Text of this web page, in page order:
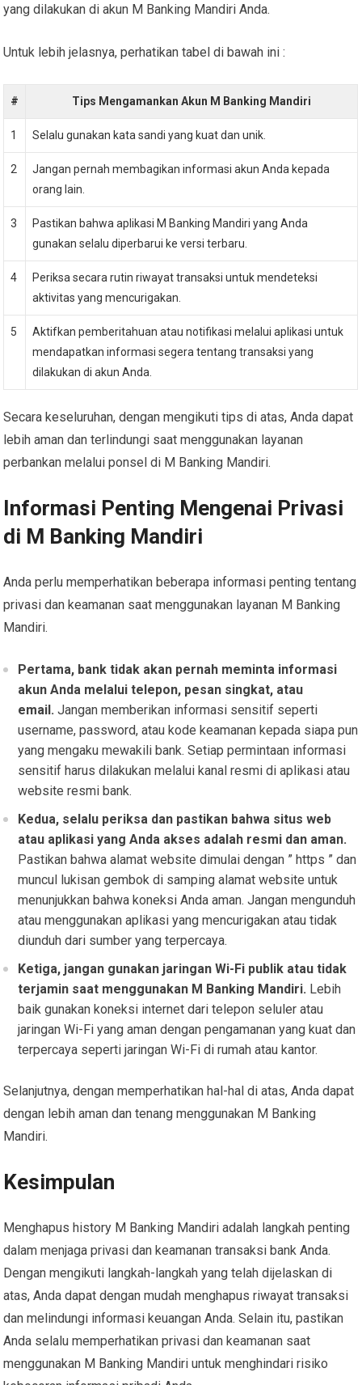
yang dilakukan di akun M Banking Mandiri Anda.
Untuk lebih jelasnya, perhatikan tabel di bawah ini :
# Tips Mengamankan Akun M Banking Mandiri
1 Selalu gunakan kata sandi yang kuat dan unik.
2
Jangan pernah membagikan informasi akun Anda kepada
orang lain.
3
Pastikan bahwa aplikasi M Banking Mandiri yang Anda
gunakan selalu diperbarui ke versi terbaru.
4
Periksa secara rutin riwayat transaksi untuk mendeteksi
aktivitas yang mencurigakan.
5
Aktifkan pemberitahuan atau notifikasi melalui aplikasi untuk
mendapatkan informasi segera tentang transaksi yang
dilakukan di akun Anda.
Secara keseluruhan, dengan mengikuti tips di atas, Anda dapat
lebih aman dan terlindungi saat menggunakan layanan
perbankan melalui ponsel di M Banking Mandiri.
Informasi Penting Mengenai Privasi
di M Banking Mandiri
Anda perlu memperhatikan beberapa informasi penting tentang
privasi dan keamanan saat menggunakan layanan M Banking
Mandiri.
Pertama, bank tidak akan pernah meminta informasi
akun Anda melalui telepon, pesan singkat, atau
email. Jangan memberikan informasi sensitif seperti
username, password, atau kode keamanan kepada siapa pun
yang mengaku mewakili bank. Setiap permintaan informasi
sensitif harus dilakukan melalui kanal resmi di aplikasi atau
website resmi bank.
Kedua, selalu periksa dan pastikan bahwa situs web
atau aplikasi yang Anda akses adalah resmi dan aman.
Pastikan bahwa alamat website dimulai dengan ” https ” dan
muncul lukisan gembok di samping alamat website untuk
menunjukkan bahwa koneksi Anda aman. Jangan mengunduh
atau menggunakan aplikasi yang mencurigakan atau tidak
diunduh dari sumber yang terpercaya.
Ketiga, jangan gunakan jaringan Wi-Fi publik atau tidak
terjamin saat menggunakan M Banking Mandiri. Lebih
baik gunakan koneksi internet dari telepon seluler atau
jaringan Wi-Fi yang aman dengan pengamanan yang kuat dan
terpercaya seperti jaringan Wi-Fi di rumah atau kantor.
Selanjutnya, dengan memperhatikan hal-hal di atas, Anda dapat
dengan lebih aman dan tenang menggunakan M Banking
Mandiri.
Kesimpulan
Menghapus history M Banking Mandiri adalah langkah penting
dalam menjaga privasi dan keamanan transaksi bank Anda.
Dengan mengikuti langkah-langkah yang telah dijelaskan di
atas, Anda dapat dengan mudah menghapus riwayat transaksi
dan melindungi informasi keuangan Anda. Selain itu, pastikan
Anda selalu memperhatikan privasi dan keamanan saat
menggunakan M Banking Mandiri untuk menghindari risiko